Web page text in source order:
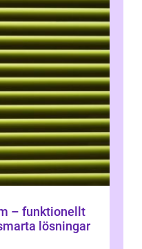
– funktionellt
lösningar